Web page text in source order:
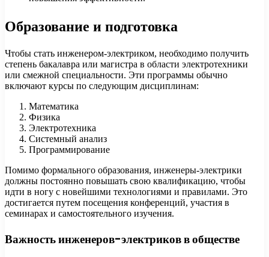
Образование и подготовка
Чтобы стать инженером-электриком, необходимо получить
степень бакалавра или магистра в области электротехники
или смежной специальности. Эти программы обычно
включают курсы по следующим дисциплинам:
Математика
Физика
Электротехника
Системный анализ
Программирование
Помимо формального образования, инженеры-электрики
должны постоянно повышать свою квалификацию, чтобы
идти в ногу с новейшими технологиями и правилами. Это
достигается путем посещения конференций, участия в
семинарах и самостоятельного изучения.
Важность инженеров-электриков в обществе